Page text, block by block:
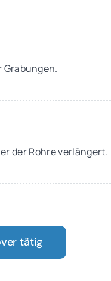
der Rohre verlängert.
tätig